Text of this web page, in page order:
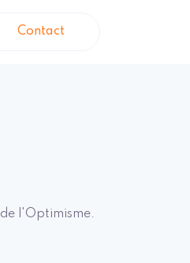
Contact
l'Optimisme.